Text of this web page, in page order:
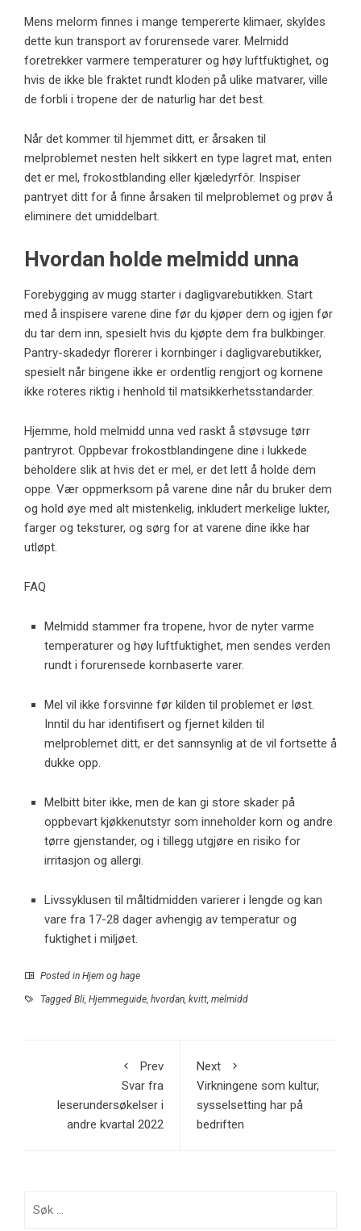
Mens melorm finnes i mange tempererte klimaer, skyldes
dette kun transport av forurensede varer. Melmidd
foretrekker varmere temperaturer og høy luftfuktighet, og
hvis de ikke ble fraktet rundt kloden på ulike matvarer, ville
de forbli i tropene der de naturlig har det best.
Når det kommer til hjemmet ditt, er årsaken til
melproblemet nesten helt sikkert en type lagret mat, enten
det er mel, frokostblanding eller kjæledyrfôr. Inspiser
pantryet ditt for å finne årsaken til melproblemet og prøv å
eliminere det umiddelbart.
Hvordan holde melmidd unna
Forebygging av mugg starter i dagligvarebutikken. Start
med å inspisere varene dine før du kjøper dem og igjen før
du tar dem inn, spesielt hvis du kjøpte dem fra bulkbinger.
Pantry-skadedyr florerer i kornbinger i dagligvarebutikker,
spesielt når bingene ikke er ordentlig rengjort og kornene
ikke roteres riktig i henhold til matsikkerhetsstandarder.
Hjemme, hold melmidd unna ved raskt å støvsuge tørr
pantryrot. Oppbevar frokostblandingene dine i lukkede
beholdere slik at hvis det er mel, er det lett å holde dem
oppe. Vær oppmerksom på varene dine når du bruker dem
og hold øye med alt mistenkelig, inkludert merkelige lukter,
farger og teksturer, og sørg for at varene dine ikke har
utløpt.
FAQ
Melmidd stammer fra tropene, hvor de nyter varme
temperaturer og høy luftfuktighet, men sendes verden
rundt i forurensede kornbaserte varer.
Mel vil ikke forsvinne før kilden til problemet er løst.
Inntil du har identifisert og fjernet kilden til
melproblemet ditt, er det sannsynlig at de vil fortsette å
dukke opp.
Melbitt biter ikke, men de kan gi store skader på
oppbevart kjøkkenutstyr som inneholder korn og andre
tørre gjenstander, og i tillegg utgjøre en risiko for
irritasjon og allergi.
Livssyklusen til måltidmidden varierer i lengde og kan
vare fra 17-28 dager avhengig av temperatur og
fuktighet i miljøet.
Posted in Hjem og hage
Tagged Bli, Hjemmeguide, hvordan, kvitt, melmidd
Prev
Svar fra
leserundersøkelser i
andre kvartal 2022
Next
Virkningene som kultur,
sysselsetting har på
bedriften